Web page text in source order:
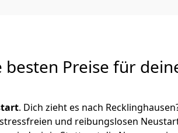
Preise für
. Dich zieht es nach
und reibungslosen